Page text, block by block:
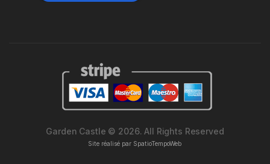
Garden Castle © 2026. All Rights Reserved
Site réalisé par SpatioTempoWeb